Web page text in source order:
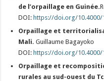
de l’orpaillage en Guinée.
DOI: https://doi.org/10.4000/
Orpaillage et
Mali.Guillaume Bagayoko
DOI: https://doi.org/10.4000/
Orpaillage et
rurales au sud-ouest du